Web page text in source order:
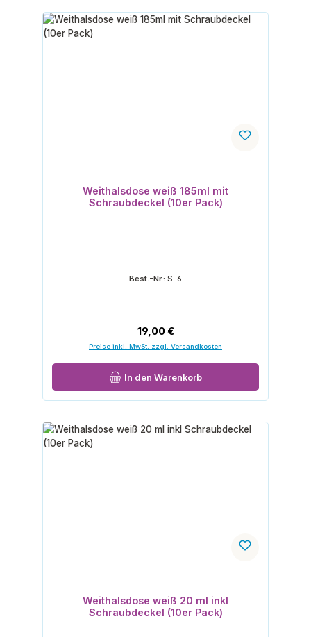
Weithalsdose weiß 185ml mit
Schraubdeckel (10er Pack)
Best.-Nr.: S-6
Regulärer Preis:
19,00 €
Preise inkl. MwSt. zzgl. Versandkosten
In den Warenkorb
Weithalsdose weiß 20 ml inkl
Schraubdeckel (10er Pack)